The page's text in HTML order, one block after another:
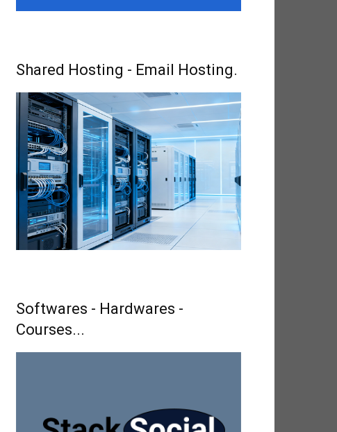
Shared Hosting - Email Hosting.
Softwares - Hardwares -
Courses...